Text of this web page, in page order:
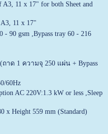
11 x 17" for both Sheet and
11 x 17"
gsm ,Bypass tray 60 - 216
าด 1 ความจุ 250 แผ่น + Bypass
60Hz
AC 220V:1.3 kW or less ,Sleep
x Height 559 mm (Standard)